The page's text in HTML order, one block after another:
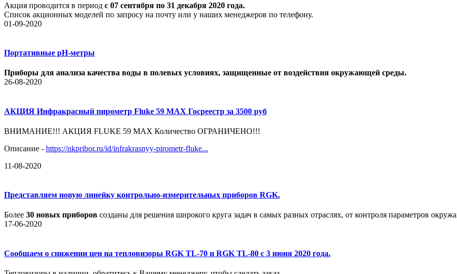
Акция проводится в период с 07 сентября по 31 декабря 2020 года.
Список акционных моделей по запросу на почту или у наших менеджеров по телефону.
01-09-2020
Портативн ы е pH-метры
Приборы для анализа качества воды в полевых условиях, защищенные от воздействия окружающей среды.
26-08-2020
АКЦИЯ Инфракрасный пирометр Fluke 59 MAX Госреестр за 3500 руб
ВНИМАНИЕ!!! АКЦИЯ FLUKE 59 MAX Количество ОГРАНИЧЕНО!!!
Описание - https://nkpribor.ru/id/infrakrasnyy-pirometr-fluke...
11-08-2020
Представляем новую линейку контрольно-измерительных приборов RGK.
Более 30 новых приборов созданы для решения широкого круга задач в самых разных отраслях, от контроля параметров
17-06-2020
Сообщаем о снижении цен на тепловизоры RGK TL-70 и RGK TL-80 с 3 июня 2020 года.